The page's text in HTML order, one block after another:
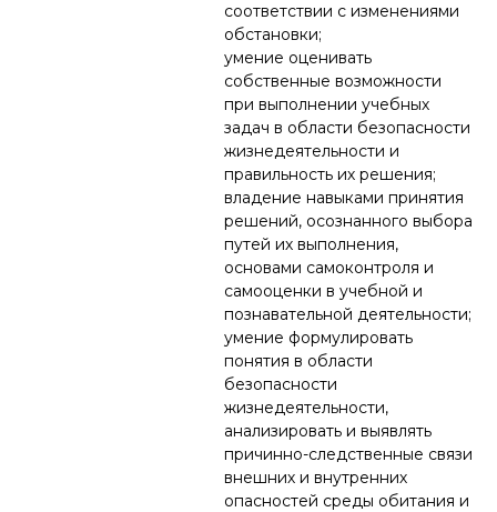
соответствии с изменениями
обстановки;
умение оценивать
собственные возможности
при выполнении учебных
задач в области безопасности
жизнедеятельности и
правильность их решения;
владение навыками принятия
решений, осознанного выбора
путей их выполнения,
основами самоконтроля и
самооценки в учебной и
познавательной деятельности;
умение формулировать
понятия в области
безопасности
жизнедеятельности,
анализировать и выявлять
причинно-следственные связи
внешних и внутренних
опасностей среды обитания и